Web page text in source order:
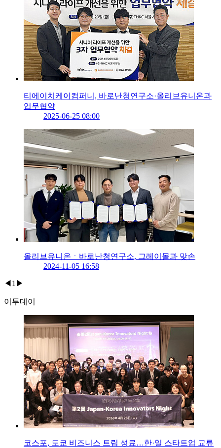
티에이치케이컴퍼니, 바로난청연구소·올리브유니온과
업무협약
2025-06-25 08:00
올리브유니온ㆍ바로난청연구소, 그레이몰과 맞손
2024-11-05 16:58
◀ 1 ▶
이투데이
코스포, 도쿄 비즈니스 트립 성료…한·일 스타트업 교류